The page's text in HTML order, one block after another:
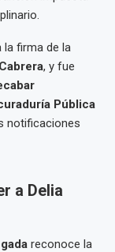
la firma de la
, y fue
Pública
notificaciones
a Delia
reconoce la